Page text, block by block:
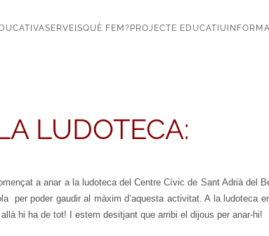
SERVEISQUÈ FEM? PROJECTE EDUCATIU
LUDOTECA:
a anar a la ludoteca del Centre Cívic de Sant Adrià del
per poder gaudir al màxim d’aquesta activitat. A la ludoteca
hi ha de tot! I estem desitjant que arribi el dijous per anar-hi!